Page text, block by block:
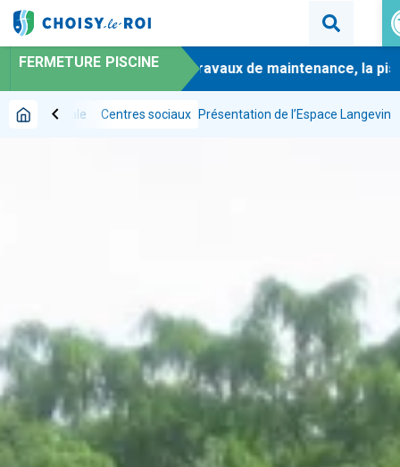
FERMETURE PISCINE
-En raison de travaux de maintenance, la
chevron_left
Action sociale Centres sociaux Présentation de l’Espace Langevin